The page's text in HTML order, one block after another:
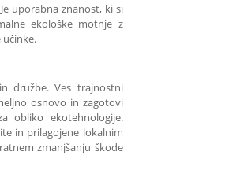
uporabna znanost, ki si
ekološke motnje z
družbe. Ves trajnostni
osnovo in zagotovi
obliko ekotehnologije.
in prilagojene lokalnim
zmanjšanju škode